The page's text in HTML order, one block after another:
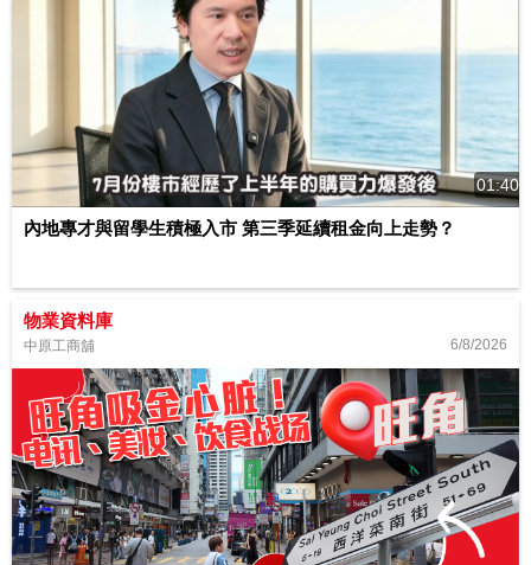
01:40
內地專才與留學生積極入市 第三季延續租金向上走勢？
物業資料庫
中原工商舖 6/8/2026